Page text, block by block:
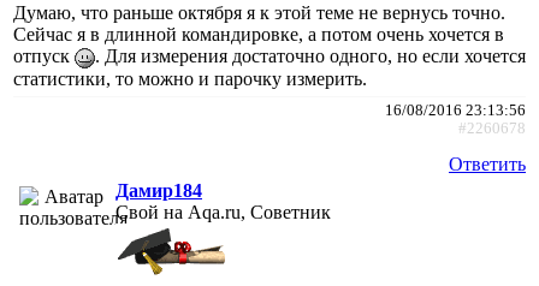
Думаю, что раньше октября я к этой теме не вернусь точно.
Сейчас я в длинной командировке, а потом очень хочется в
отпуск
. Для измерения достаточно одного, но если хочется
статистики, то можно и парочку измерить.
16/08/2016 23:13:56
#2260678
Ответить
Дамир184
Свой на Aqa.ru, Советник